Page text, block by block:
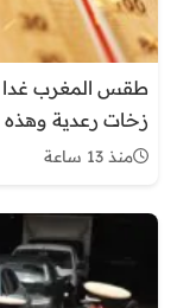
طقس المغرب غدا
زخات رعدية وهذه
منذ 13 ساعة